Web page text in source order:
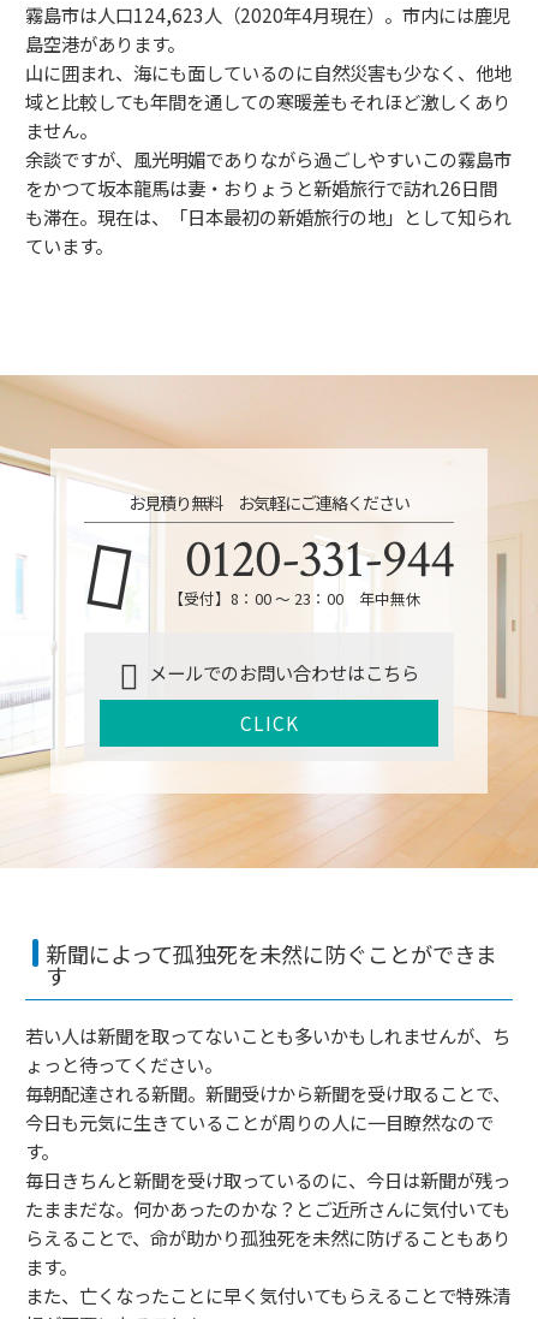
霧島市は人口124,623人（2020年4月現在）。市内には鹿児
島空港があります。
山に囲まれ、海にも面しているのに自然災害も少なく、他地
域と比較しても年間を通しての寒暖差もそれほど激しくあり
ません。
余談ですが、風光明媚でありながら過ごしやすいこの霧島市
をかつて坂本龍馬は妻・おりょうと新婚旅行で訪れ26日間
も滞在。現在は、「日本最初の新婚旅行の地」として知られ
ています。
お見積り無料 お気軽にご連絡ください
0120-331-944
【受付】8：00 ～ 23：00 年中無休
メールでのお問い合わせはこちら
CLICK
新聞によって孤独死を未然に防ぐことができま
す
若い人は新聞を取ってないことも多いかもしれませんが、ち
ょっと待ってください。
毎朝配達される新聞。新聞受けから新聞を受け取ることで、
今日も元気に生きていることが周りの人に一目瞭然なので
す。
毎日きちんと新聞を受け取っているのに、今日は新聞が残っ
たままだな。何かあったのかな？とご近所さんに気付いても
らえることで、命が助かり孤独死を未然に防げることもあり
ます。
また、亡くなったことに早く気付いてもらえることで特殊清